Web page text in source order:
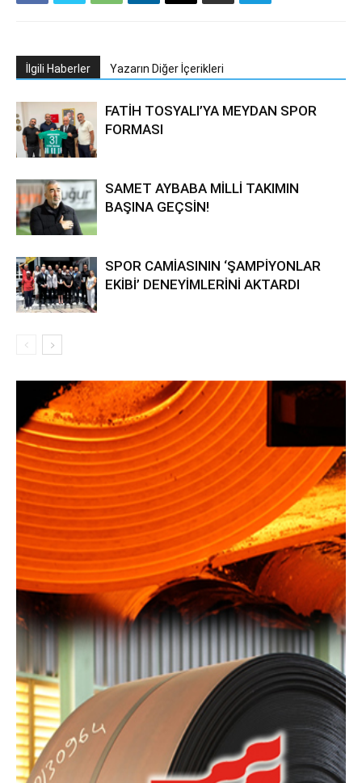
İlgili Haberler Yazarın Diğer İçerikleri
FATİH TOSYALI’YA MEYDAN SPOR
FORMASI
SAMET AYBABA MİLLİ TAKIMIN
BAŞINA GEÇSİN!
SPOR CAMİASININ ‘ŞAMPİYONLAR
EKİBİ’ DENEYİMLERİNİ AKTARDI